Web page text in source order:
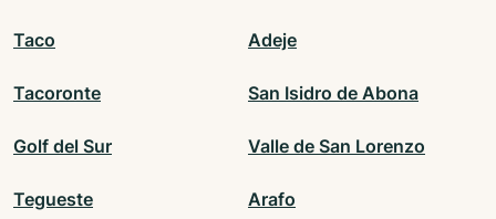
Taco Adeje
Tacoronte San Isidro de Abona
Golf del Sur Valle de San Lorenzo
Tegueste Arafo